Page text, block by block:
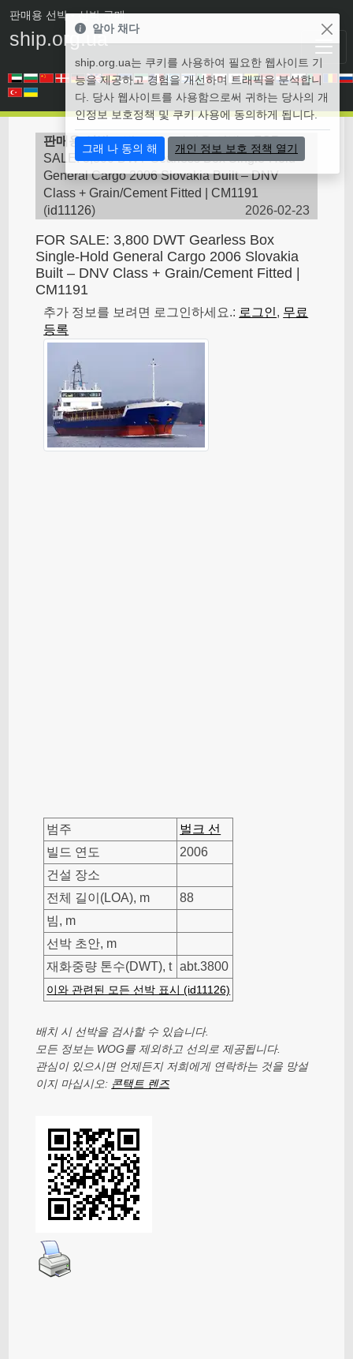
판매용 선박• 선박 구매
ship.org.ua
판매용 선박>벌크 선 - 판매용 선박>FOR
SALE: 3,800 DWT Gearless Box Single-Hold
General Cargo 2006 Slovakia Built – DNV
Class + Grain/Cement Fitted | CM1191
(id11126) 2026-02-23
FOR SALE: 3,800 DWT Gearless Box
Single-Hold General Cargo 2006 Slovakia
Built – DNV Class + Grain/Cement Fitted |
CM1191
추가 정보를 보려면 로그인하세요.: 로그인, 무료
등록
범주
벌크 선
빌드 연도
2006
건설 장소
전체 길이(LOA), m
88
빔, m
선박 초안, m
재화중량 톤수(DWT), t abt.3800
이와 관련된 모든 선박 표시 (id11126)
배치 시 선박을 검사할 수 있습니다.
모든 정보는 WOG를 제외하고 선의로 제공됩니다.
관심이 있으시면 언제든지 저희에게 연락하는 것을 망설
이지 마십시오: 콘택트 렌즈
알아 채다
ship.org.ua는 쿠키를 사용하여 필요한 웹사이트 기
능을 제공하고 경험을 개선하며 트래픽을 분석합니
다. 당사 웹사이트를 사용함으로써 귀하는 당사의 개
인정보 보호정책 및 쿠키 사용에 동의하게 됩니다.
그래 나 동의 해 개인 정보 보호 정책 열기